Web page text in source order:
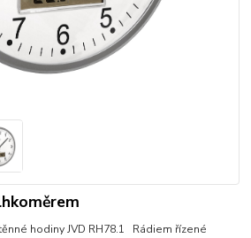
hodiny JVD RH78.1 Rádiem řízené